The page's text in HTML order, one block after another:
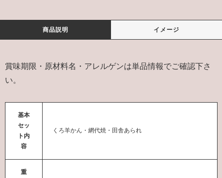
商品説明 イメージ
賞味期限・原材料名・アレルゲンは単品情報でご確認下さ
い。
基本
セッ
ト内
容
くろ羊かん・網代焼・田舎あられ
重